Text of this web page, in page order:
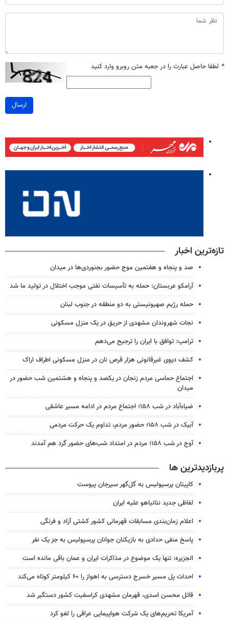
* لطفا حاصل عبارت را در جعبه متن روبرو وارد کنید
ارسال
تازه‌ترین اخبار
صد و پنجاه و هفتمین موج حضور بجنوردی‌ها در میدان
آرامکو عربستان: حمله به تأسیسات نفتی موجب اختلال در تولید ما شد
حمله رژیم صهیونیستی به دو منطقه در جنوب لبنان
نجات شهروندان مشهدی از حریق در یک منزل مسکونی
ترامپ: توافق با ایران را ترجیح می‌دهم
کشف دپوی غیرقانونی هزار قرص نان در منزل مسکونی اطراف اراک
اجتماع حماسی مردم زنجان در یکصد و پنجاه و هشتمین شب حضور در
میدان
ضیاء‌آباد در شب ۱۵۸؛ اجتماع مردم در ادامه مسیر عاشقی
آبیک در شب ۱۵۸؛ حضور مردم، تداوم یک حرکت مردمی
آوج در شب ۱۵۸؛ مردم در امتداد شب‌های حضور گرد هم آمدند
پربازدیدترین ها
کاپیتان پرسپولیس به گل‌گهر سیرجان پیوست
لفاظی جدید نتانیاهو علیه ایران
اعلام زمان‌بندی مسابقات قهرمانی کشور کشتی آزاد و فرنگی
پاسخ منفی حدادی به بازیکنان جوانان پرسپولیس به جز یک نفر
الجزیره: تنها یک موضوع در مذاکرات ایران و عمان باقی مانده است
احداث پل مسیر خسرج دسترسی به اهواز را ۶۰ کیلومتر کوتاه می‌کند
قاتل محسن اسدی، قهرمان مشهدی کراسفیت کشور دستگیر شد
آمریکا تحریم‌های یک شرکت هواپیمایی عراقی را لغو کرد